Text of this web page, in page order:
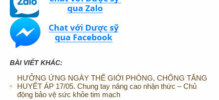
BÀI VIẾT KHÁC:
HƯỞNG ỨNG NGÀY THẾ GIỚI PHÒNG, CHỐNG TĂNG
HUYẾT ÁP 17/05. Chung tay nâng cao nhận thức – Chủ
động bảo vệ sức khỏe tim mạch